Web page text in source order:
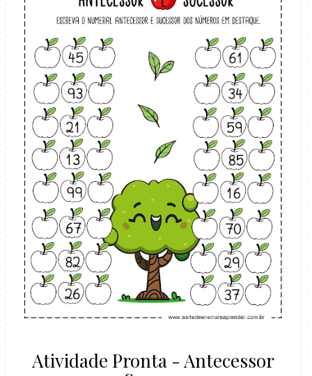
Atividade Pronta - Antecessor